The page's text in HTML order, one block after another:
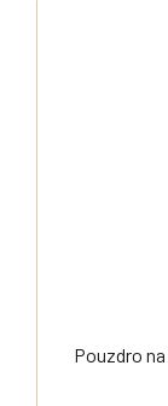
Pouzdro